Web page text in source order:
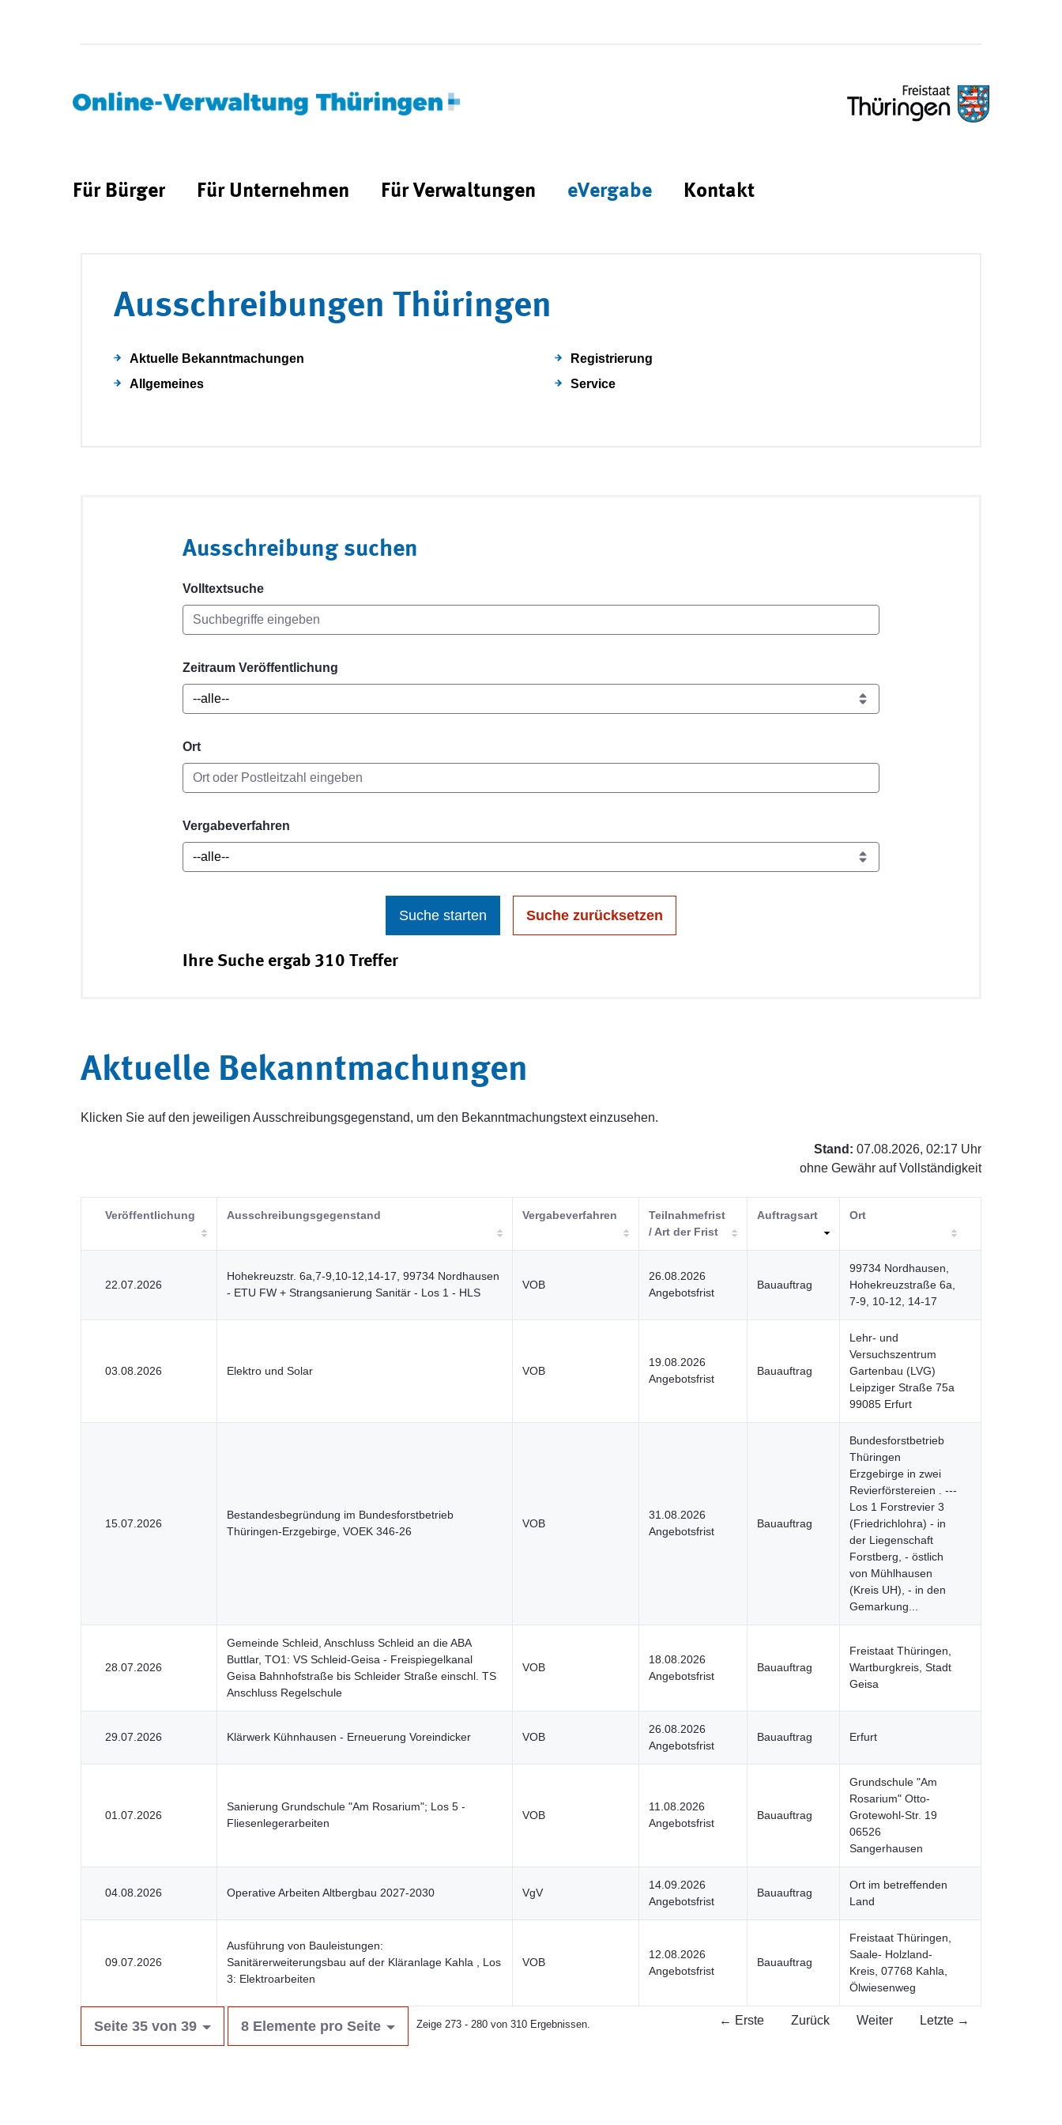
Für Bürger Für Unternehmen Für Verwaltungen eVergabe Kontakt
Ausschreibungen Thüringen
Aktuelle Bekanntmachungen
Allgemeines
Registrierung
Service
Ausschreibung suchen
Volltextsuche
Zeitraum Veröffentlichung
Ort
Vergabeverfahren
Suche starten Suche zurücksetzen
Ihre Suche ergab 310 Treffer
Aktuelle Bekanntmachungen
Klicken Sie auf den jeweiligen Ausschreibungsgegenstand, um den Bekanntmachungstext einzusehen.
Stand: 07.08.2026, 02:17 Uhr
ohne Gewähr auf Vollständigkeit
Veröffentlichung Ausschreibungsgegenstand Vergabeverfahren
Teilnahmefrist
/ Art der Frist
Auftragsart Ort
22.07.2026
Hohekreuzstr. 6a,7-9,10-12,14-17, 99734 Nordhausen
- ETU FW + Strangsanierung Sanitär - Los 1 - HLS
VOB
26.08.2026
Angebotsfrist
Bauauftrag
99734 Nordhausen,
Hohekreuzstraße 6a,
7-9, 10-12, 14-17
03.08.2026 Elektro und Solar VOB
19.08.2026
Angebotsfrist
Bauauftrag
Lehr- und
Versuchszentrum
Gartenbau (LVG)
Leipziger Straße 75a
99085 Erfurt
15.07.2026
Bestandesbegründung im Bundesforstbetrieb
Thüringen-Erzgebirge, VOEK 346-26
VOB
31.08.2026
Angebotsfrist
Bauauftrag
Bundesforstbetrieb
Thüringen
Erzgebirge in zwei
Revierförstereien . ---
Los 1 Forstrevier 3
(Friedrichlohra) - in
der Liegenschaft
Forstberg, - östlich
von Mühlhausen
(Kreis UH), - in den
Gemarkung...
28.07.2026
Gemeinde Schleid, Anschluss Schleid an die ABA
Buttlar, TO1: VS Schleid-Geisa - Freispiegelkanal
Geisa Bahnhofstraße bis Schleider Straße einschl. TS
Anschluss Regelschule
VOB
18.08.2026
Angebotsfrist
Bauauftrag
Freistaat Thüringen,
Wartburgkreis, Stadt
Geisa
29.07.2026 Klärwerk Kühnhausen - Erneuerung Voreindicker VOB
26.08.2026
Angebotsfrist
Bauauftrag Erfurt
01.07.2026
Sanierung Grundschule "Am Rosarium"; Los 5 -
Fliesenlegerarbeiten
VOB
11.08.2026
Angebotsfrist
Bauauftrag
Grundschule "Am
Rosarium" Otto-
Grotewohl-Str. 19
06526
Sangerhausen
04.08.2026 Operative Arbeiten Altbergbau 2027-2030 VgV
14.09.2026
Angebotsfrist
Bauauftrag
Ort im betreffenden
Land
09.07.2026
Ausführung von Bauleistungen:
Sanitärerweiterungsbau auf der Kläranlage Kahla , Los
3: Elektroarbeiten
VOB
12.08.2026
Angebotsfrist
Bauauftrag
Freistaat Thüringen,
Saale- Holzland-
Kreis, 07768 Kahla,
Ölwiesenweg
Seite 35 von 39 8 Elemente pro Seite Zeige 273 - 280 von 310 Ergebnissen. ← Erste Zurück Weiter Letzte →